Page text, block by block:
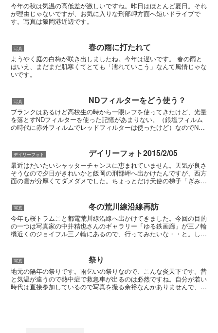
今年の秋は気温の高低差が激しいですね。昨日はほとんど夏日。それ
が理由じゃないですが、お気に入りな刑部岬方面へ短いドライブで
す。写真は飯岡港近辺です。
写真 春の雨に打たれて
ようやく庭の白梅が咲き出しましたね。今年は遅いです。 春の雨と
はいえ、まだまだ肌寒くてとても「濡れていこう」なんて風情じゃな
いです。
写真 NDフィルターをどう使う？
ブランクはあるけど高校生の時から一眼レフを使ってきたけど、光量
を落とすNDフィルターを使った記憶があまりない。（銀塩フィルム
の時代に赤外フィルムでレッドフィルターは使ったけど）なのでND
デイリーフォト デイリーフォト2015/2/05
最近はだいたいシャッターチャンスに恵まれていません。天気が良さ
そうなので夕日がきれいかと飯岡の刑部岬へ出かけたんですが、西方
面の雲が分厚くてダメダメでした。ちょっとだけ天使の梯子「ぎみ」
写真 冬の荒川線沿線再訪
今年も桜トラムこと都電荒川線沿線へ出かけてきました。今回の目的
の一つは写真家の中井精也さんのギャラリー「ゆる鉄画廊」が三ノ輪
橋近くのジョイフル三ノ輪にあるので、行ってみたいな・・と。しか
写真 祭り
地元の隔年の祭りです。雨乞いの祭りなので、こんな炎天下です。昔
と気温が違うので熱中症で救急車が出るのは必然ですね。自分が若い
時代は直接参加しているので写真を撮る余裕なんかありませんで、今